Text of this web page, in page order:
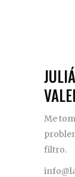
Me
filtro.